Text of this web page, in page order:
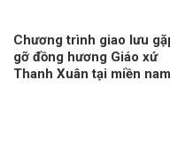
Chương trình giao lưu
gỡ đồng hương Giáo xứ
Thanh Xuân tại miền nam